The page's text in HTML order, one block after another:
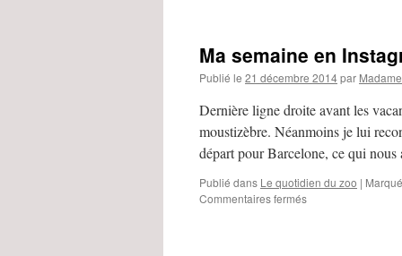
Ma semaine en
Publié le 21 décembre 2014par
Dernière ligne droite avant les
moustizèbre. Néanmoins je lui
départ pour Barcelone, ce qui
Publié dans Le quotidien du zoo |
Commentaires fermés